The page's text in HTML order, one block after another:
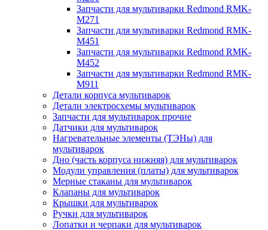
Запчасти для мультиварки Redmond RMK-
M271
Запчасти для мультиварки Redmond RMK-
M451
Запчасти для мультиварки Redmond RMK-
M452
Запчасти для мультиварки Redmond RMK-
M911
Детали корпуса мультиварок
Детали электросхемы мультиварок
Запчасти для мультиварок прочие
Датчики для мультиварок
Нагревательные элементы (ТЭНы) для
мультиварок
Дно (часть корпуса нижняя) для мультиварок
Модули управления (платы) для мультиварок
Мерные стаканы для мультиварок
Клапаны для мультиварок
Крышки для мультиварок
Ручки для мультиварок
Лопатки и черпаки для мультиварок